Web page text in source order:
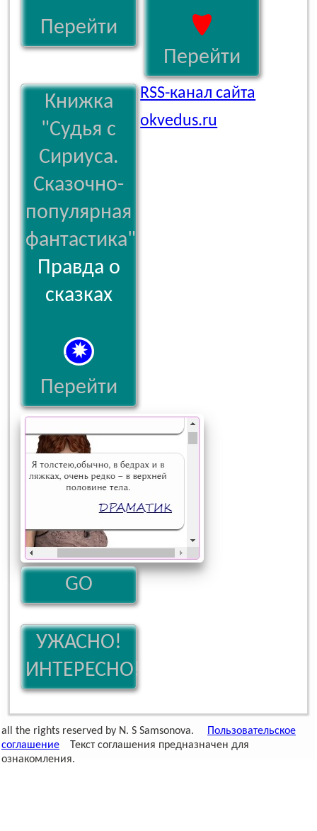
Перейти
Перейти
Книжка
"Судья с
Сириуса.
Сказочно-
популярная
фантастика"
Правда о
сказках
Перейти
GO
УЖАСНО!
ИНТЕРЕСНО!
RSS-канал сайта
okvedus.ru
all the rights reserved by N. S Samsonova.
Пользовательское
соглашение
Текст соглашения предназначен для
ознакомления.